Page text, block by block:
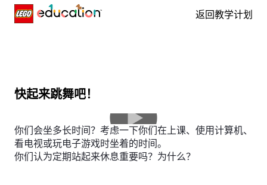
Skip navigation 返回教学计划
快起来跳舞吧！
你们会坐多长时间？考虑一下你们在上课、使用计算机、
看电视或玩电子游戏时坐着的时间。
你们认为定期站起来休息重要吗？为什么？